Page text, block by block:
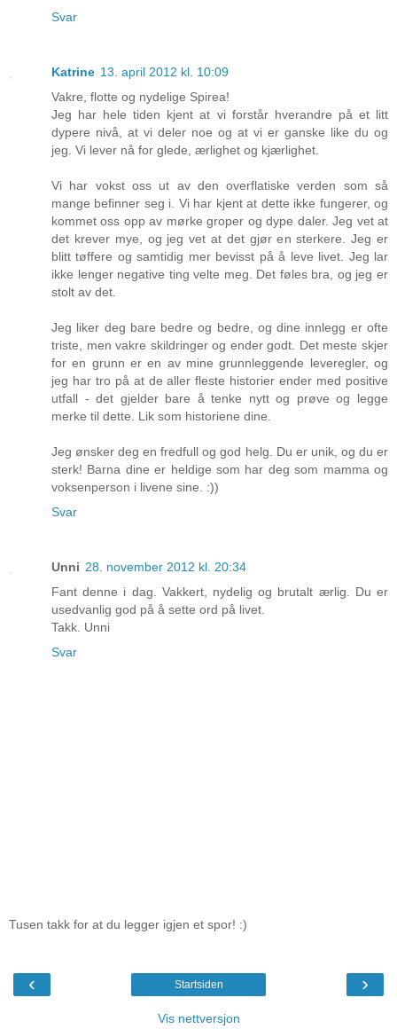
Svar
Katrine 13. april 2012 kl. 10:09
Vakre, flotte og nydelige Spirea!
Jeg har hele tiden kjent at vi forstår hverandre på et litt
dypere nivå, at vi deler noe og at vi er ganske like du og
jeg. Vi lever nå for glede, ærlighet og kjærlighet.
Vi har vokst oss ut av den overflatiske verden som så
mange befinner seg i. Vi har kjent at dette ikke fungerer, og
kommet oss opp av mørke groper og dype daler. Jeg vet at
det krever mye, og jeg vet at det gjør en sterkere. Jeg er
blitt tøffere og samtidig mer bevisst på å leve livet. Jeg lar
ikke lenger negative ting velte meg. Det føles bra, og jeg er
stolt av det.
Jeg liker deg bare bedre og bedre, og dine innlegg er ofte
triste, men vakre skildringer og ender godt. Det meste skjer
for en grunn er en av mine grunnleggende leveregler, og
jeg har tro på at de aller fleste historier ender med positive
utfall - det gjelder bare å tenke nytt og prøve og legge
merke til dette. Lik som historiene dine.
Jeg ønsker deg en fredfull og god helg. Du er unik, og du er
sterk! Barna dine er heldige som har deg som mamma og
voksenperson i livene sine. :))
Svar
Unni 28. november 2012 kl. 20:34
Fant denne i dag. Vakkert, nydelig og brutalt ærlig. Du er
usedvanlig god på å sette ord på livet.
Takk. Unni
Svar
Tusen takk for at du legger igjen et spor! :)
‹ ›
Startsiden
Vis nettversjon